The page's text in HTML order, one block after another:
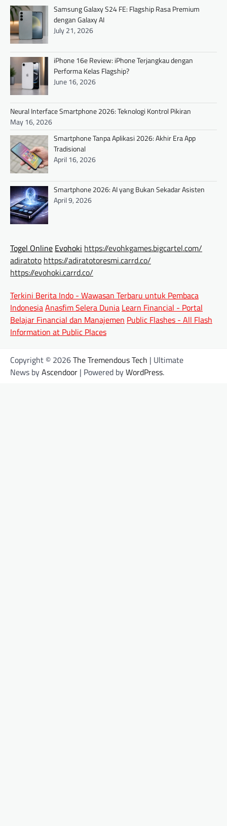
Samsung Galaxy S24 FE: Flagship Rasa Premium
dengan Galaxy AI
July 21, 2026
iPhone 16e Review: iPhone Terjangkau dengan
Performa Kelas Flagship?
June 16, 2026
Neural Interface Smartphone 2026: Teknologi Kontrol Pikiran
May 16, 2026
Smartphone Tanpa Aplikasi 2026: Akhir Era App
Tradisional
April 16, 2026
Smartphone 2026: AI yang Bukan Sekadar Asisten
April 9, 2026
Togel Online Evohoki https://evohkgames.bigcartel.com/
adiratoto https://adiratotoresmi.carrd.co/
https://evohoki.carrd.co/
Terkini Berita Indo - Wawasan Terbaru untuk Pembaca
IndonesiaAnasfim Selera Dunia Learn Financial - Portal
Belajar Financial dan Manajemen Public Flashes - All Flash
Information at Public Places
Copyright © 2026The Tremendous Tech | Ultimate
News byAscendoor | Powered byWordPress.